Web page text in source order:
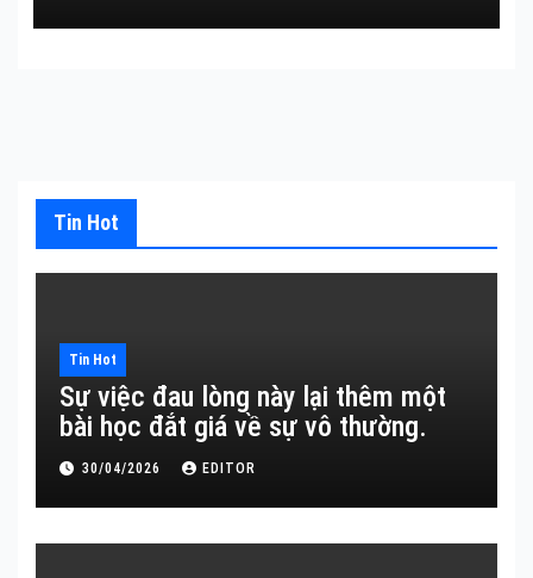
Tin Hot
Tin Hot
Sự việc đau lòng này lại thêm một
bài học đắt giá về sự vô thường.
30/04/2026 EDITOR